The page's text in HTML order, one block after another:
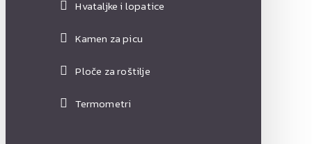
Hvataljke i lopatice
Kamen za picu
Ploče za roštilje
Termometri